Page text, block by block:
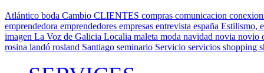
Atlántico boda Cambio CLIENTES compras comunicacion
emprendedora emprendedores empresas entrevista españa Estilismo,
imagen La Voz de Galicia Localia maleta moda navidad novia novio
rosina landó rosland Santiago seminario Servicio servicios shopping